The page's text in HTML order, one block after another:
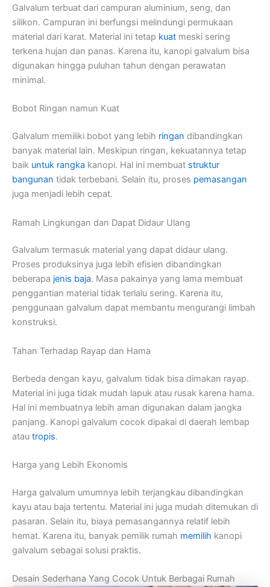
Galvalum terbuat dari campuran aluminium, seng, dan
silikon. Campuran ini berfungsi melindungi permukaan
material dari karat. Material ini tetap kuat meski sering
terkena hujan dan panas. Karena itu, kanopi galvalum bisa
digunakan hingga puluhan tahun dengan perawatan
minimal.
Bobot Ringan namun Kuat
Galvalum memiliki bobot yang lebih ringan dibandingkan
banyak material lain. Meskipun ringan, kekuatannya tetap
baik untuk rangka kanopi. Hal ini membuat struktur
bangunan tidak terbebani. Selain itu, proses pemasangan
juga menjadi lebih cepat.
Ramah Lingkungan dan Dapat Didaur Ulang
Galvalum termasuk material yang dapat didaur ulang.
Proses produksinya juga lebih efisien dibandingkan
beberapa jenis baja. Masa pakainya yang lama membuat
penggantian material tidak terlalu sering. Karena itu,
penggunaan galvalum dapat membantu mengurangi limbah
konstruksi.
Tahan Terhadap Rayap dan Hama
Berbeda dengan kayu, galvalum tidak bisa dimakan rayap.
Material ini juga tidak mudah lapuk atau rusak karena hama.
Hal ini membuatnya lebih aman digunakan dalam jangka
panjang. Kanopi galvalum cocok dipakai di daerah lembap
atau tropis.
Harga yang Lebih Ekonomis
Harga galvalum umumnya lebih terjangkau dibandingkan
kayu atau baja tertentu. Material ini juga mudah ditemukan di
pasaran. Selain itu, biaya pemasangannya relatif lebih
hemat. Karena itu, banyak pemilik rumah memilih kanopi
galvalum sebagai solusi praktis.
Desain Sederhana Yang Cocok Untuk Berbagai Rumah